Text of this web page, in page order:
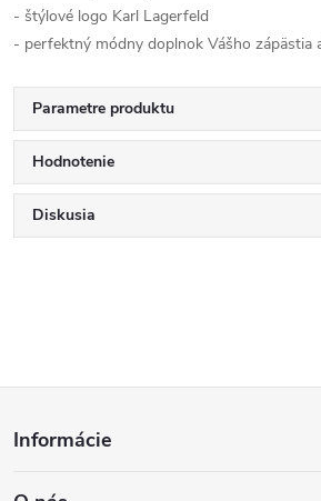
- štýlové logo Karl Lagerfeld
- perfektný módny doplnok Vášho zápästia
Parametre produktu
Hodnotenie
Diskusia
Informácie